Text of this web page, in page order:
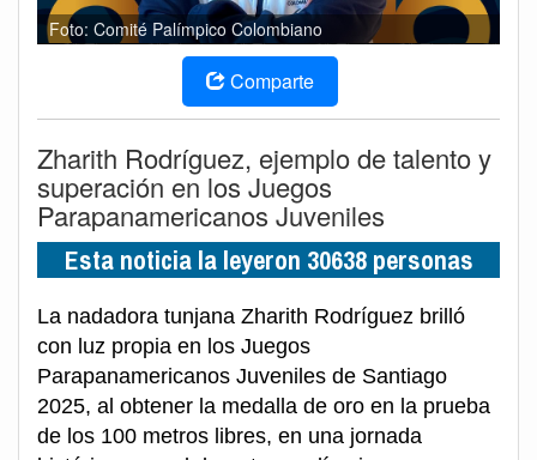
Foto: Comité Palímpico Colombiano
Comparte
Zharith Rodríguez, ejemplo de talento y
superación en los Juegos
Parapanamericanos Juveniles
Esta noticia la leyeron 30638 personas
La nadadora tunjana Zharith Rodríguez brilló
con luz propia en los Juegos
Parapanamericanos Juveniles de Santiago
2025, al obtener la medalla de oro en la prueba
de los 100 metros libres, en una jornada